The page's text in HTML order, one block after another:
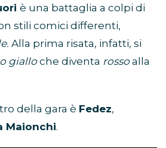
è una battaglia a colpi di
stili comici differenti,
Alla prima risata, infatti, si
gialloche diventa rossoalla
della gara è Fedez,
Maionchi.